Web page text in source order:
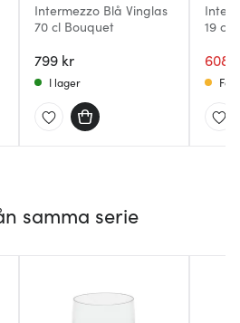
Intermezzo Blå Vinglas
70 cl Bouquet
799 kr
I lager
19 cl
608
Få
samma serie